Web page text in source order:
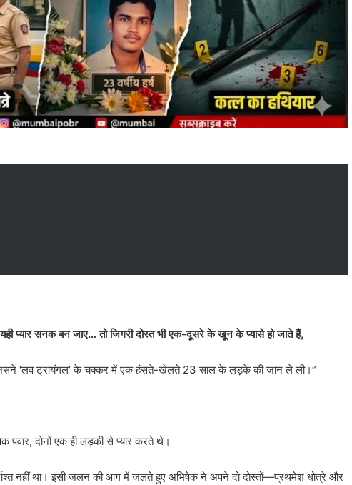
प्यार सनक बन जाए… तो जिगरी दोस्त भी एक-दूसरे के खून के प्यासे हो जाते हैं,
‘लव ट्रायंगल’ के चक्कर में एक हंसते-खेलते 23 साल के लड़के की जान ले ली।”
पवार, दोनों एक ही लड़की से प्यार करते थे।
नहीं था। इसी जलन की आग में जलते हुए अभिषेक ने अपने दो दोस्तों—प्रथमेश धोत्रे और